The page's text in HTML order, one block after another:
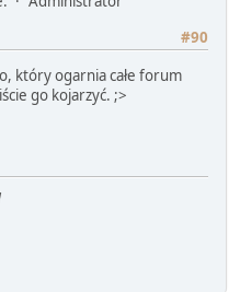
#90
który ogarnia całe forum
go kojarzyć. ;>